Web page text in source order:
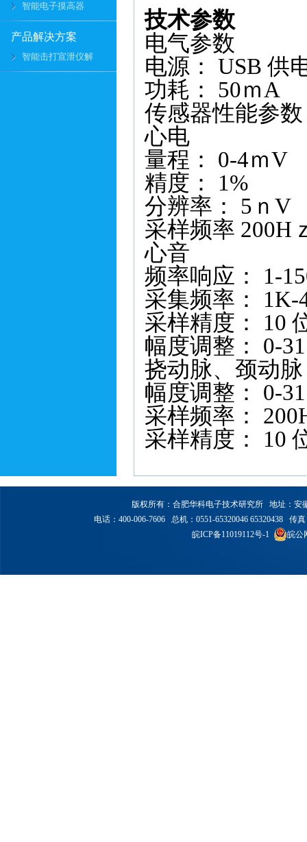
智能电子摸高器
产品解决方案
智能击打宣泄仪解
技术参数
电气参数
电源： USB 供
功耗： 50ｍA
传感器性能参数
心电
量程： 0-4ｍV
精度： 1%
分辨率： 5ｎV
采样频率 200H
心音
频率响应： 1-
采集频率： 1K-
采样精度： 10
幅度调整： 0-
挠动脉、颈动脉
幅度调整： 0-
采样频率：
采样精度： 10
版权所有：合肥华科电子技术研究所 地址：安
电话：400-006-7606 总机：0551-65320046 65320438 传
皖ICP备11019112号-1
皖公